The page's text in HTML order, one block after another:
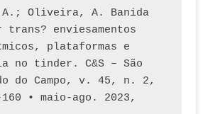
A.; Oliveira, A. Banida
trans? enviesamentos
plataformas e
no tinder. C&S – São
do Campo, v. 45, n. 2,
• maio-ago. 2023,